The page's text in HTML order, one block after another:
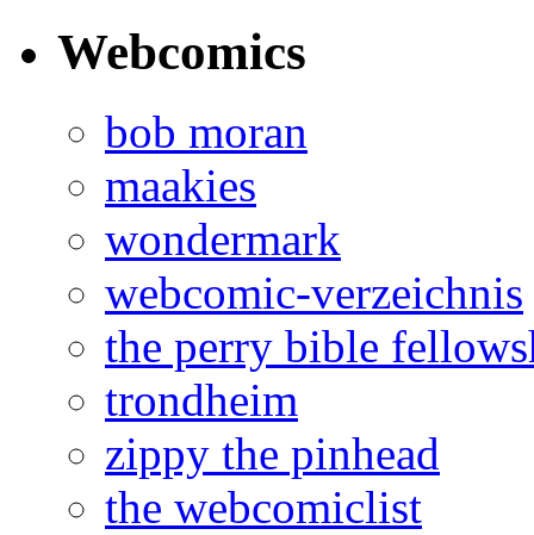
Webcomics
bob moran
maakies
wondermark
webcomic-verzeichnis
the perry bible
trondheim
zippy the pinhead
the webcomiclist